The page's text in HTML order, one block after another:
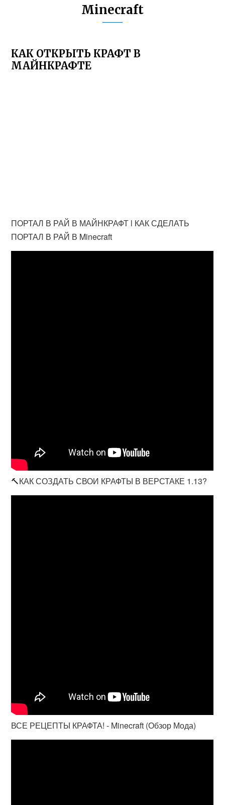
Minecraft
КАК ОТКРЫТЬ КРАФТ В
МАЙНКРАФТЕ
ПОРТАЛ В РАЙ В МАЙНКРАФТ l КАК СДЕЛАТЬ
ПОРТАЛ В РАЙ В Minecraft
🔨КАК СОЗДАТЬ СВОИ КРАФТЫ В ВЕРСТАКЕ 1.13?
ВСЕ РЕЦЕПТЫ КРАФТА! - Minecraft (Обзор Мода)